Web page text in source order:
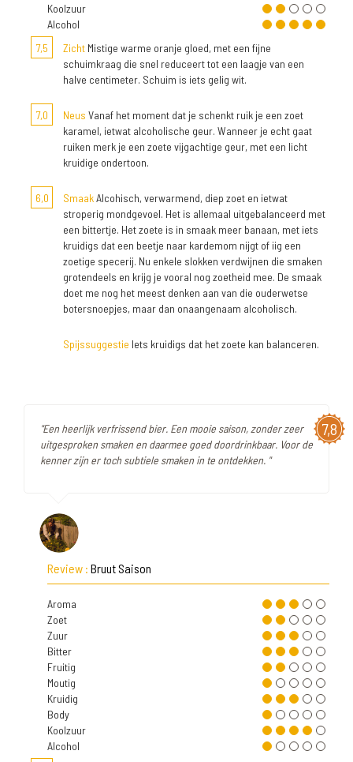
Koolzuur
Alcohol
7,5
Zicht Mistige warme oranje gloed, met een fijne
schuimkraag die snel reduceert tot een laagje van een
halve centimeter. Schuim is iets gelig wit.
7,0 Neus Vanaf het moment dat je schenkt ruik je een zoet
karamel, ietwat alcoholische geur. Wanneer je echt gaat
ruiken merk je een zoete vijgachtige geur, met een licht
kruidige ondertoon.
6,0 SmaakAlcohisch, verwarmend, diep zoet en ietwat
stroperig mondgevoel. Het is allemaal uitgebalanceerd met
een bittertje. Het zoete is in smaak meer banaan, met iets
kruidigs dat een beetje naar kardemom nijgt of iig een
zoetige specerij. Nu enkele slokken verdwijnen die smaken
grotendeels en krijg je vooral nog zoetheid mee. De smaak
doet me nog het meest denken aan van die ouderwetse
botersnoepjes, maar dan onaangenaam alcoholisch.
Spijssuggestie Iets kruidigs dat het zoete kan balanceren.
7,8
"Een heerlijk verfrissend bier. Een mooie saison, zonder zeer
uitgesproken smaken en daarmee goed doordrinkbaar. Voor de
kenner zijn er toch subtiele smaken in te ontdekken. "
Review : Bruut Saison
Aroma
Zoet
Zuur
Bitter
Fruitig
Moutig
Kruidig
Body
Koolzuur
Alcohol